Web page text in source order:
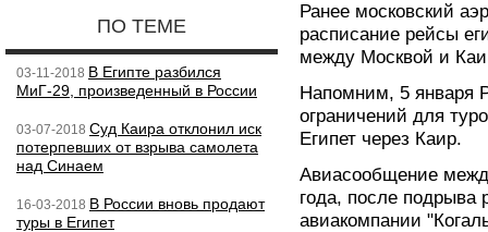
ПО ТЕМЕ
03-11-2018 В Египте разбился
МиГ-29, произведенный в России
03-07-2018 Суд Каира отклонил иск
потерпевших от взрыва самолета
над Синаем
16-03-2018 В России вновь продают
туры в Египет
Ранее московский
расписание рейсы
между Москвой и
Напомним, 5 января
ограничений для
Египет через Каир.
Авиасообщение
года, после подрыва
авиакомпании